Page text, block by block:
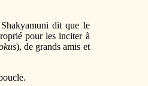
dit que le
pour les inciter à
), de grands amis et